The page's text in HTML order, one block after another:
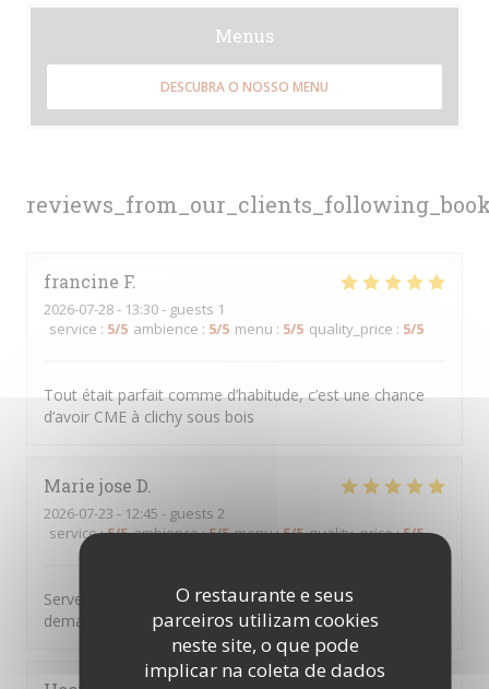
O restaurante e seus
parceiros utilizam cookies
neste site, o que pode
implicar na coleta de dados
francine F
2026-07-28- 13:30 - guests 1
service : 5/5 ambience : 5/5 menu : 5/5 quality_price : 5/5
Tout était parfait comme d’habitude, c’est une chance
d’avoir CME à clichy sous bois
Marie jose D
2026-07-23 - 12:45 - guests 2
service:5/5 ambience:5/5 menu:5/5 quality_price:5/5
Serveur aux petits soins cuisine très bonne on ne
demande qu’à y revenir
Menus
DESCUBRA O NOSSO MENU